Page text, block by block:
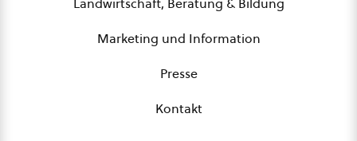
Marketing und Information
Presse
Kontakt